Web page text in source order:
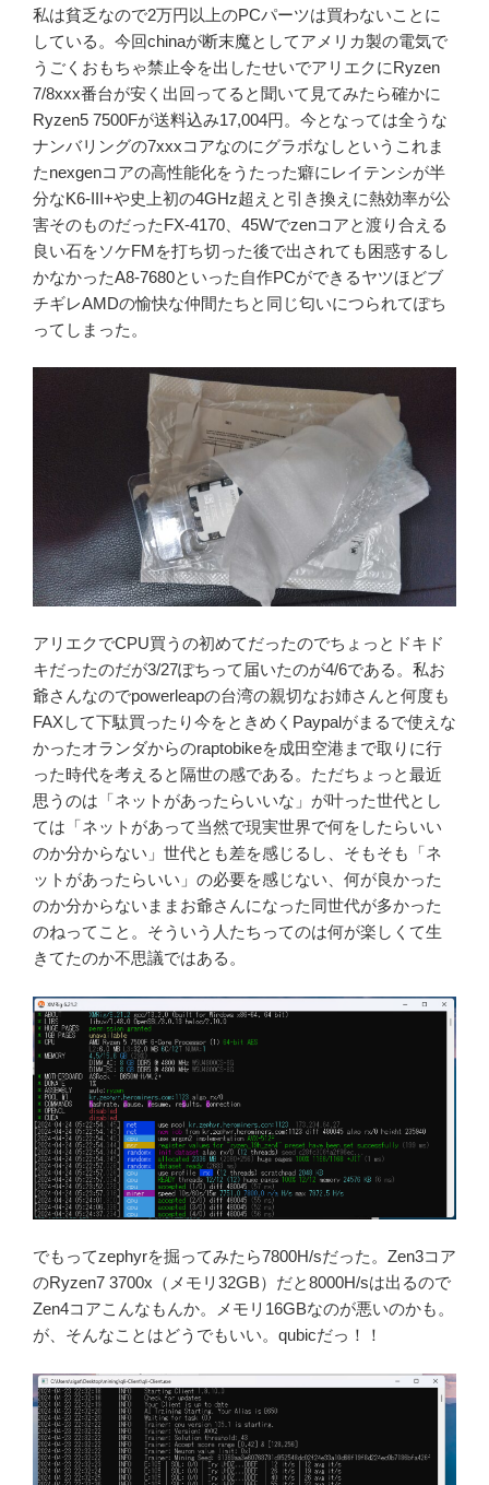
私は貧乏なので2万円以上のPCパーツは買わないことに
している。今回chinaが断末魔としてアメリカ製の電気で
うごくおもちゃ禁止令を出したせいでアリエクにRyzen
7/8xxx番台が安く出回ってると聞いて見てみたら確かに
Ryzen5 7500Fが送料込み17,004円。今となっては全うな
ナンバリングの7xxxコアなのにグラボなしというこれま
たnexgenコアの高性能化をうたった癖にレイテンシが半
分なK6-III+や史上初の4GHz超えと引き換えに熱効率が公
害そのものだったFX-4170、45Wでzenコアと渡り合える
良い石をソケFMを打ち切った後で出されても困惑するし
かなかったA8-7680といった自作PCができるヤツほどブ
チギレAMDの愉快な仲間たちと同じ匂いにつられてぽち
ってしまった。
アリエクでCPU買うの初めてだったのでちょっとドキド
キだったのだが3/27ぽちって届いたのが4/6である。私お
爺さんなのでpowerleapの台湾の親切なお姉さんと何度も
FAXして下駄買ったり今をときめくPaypalがまるで使えな
かったオランダからのraptobikeを成田空港まで取りに行
った時代を考えると隔世の感である。ただちょっと最近
思うのは「ネットがあったらいいな」が叶った世代とし
ては「ネットがあって当然で現実世界で何をしたらいい
のか分からない」世代とも差を感じるし、そもそも「ネ
ットがあったらいい」の必要を感じない、何が良かった
のか分からないままお爺さんになった同世代が多かった
のねってこと。そういう人たちってのは何が楽しくて生
きてたのか不思議ではある。
でもってzephyrを掘ってみたら7800H/sだった。Zen3コア
のRyzen7 3700x（メモリ32GB）だと8000H/sは出るので
Zen4コアこんなもんか。メモリ16GBなのが悪いのかも。
が、そんなことはどうでもいい。qubicだっ！！